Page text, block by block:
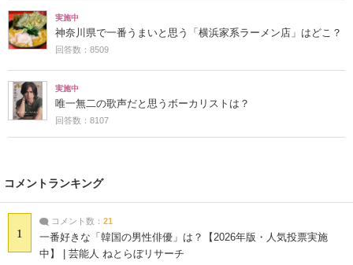
実施中
神奈川県で一番うまいと思う「横浜家系ラーメン店」はどこ？
回答数：8509
実施中
唯一無二の歌声だと思うボーカリストは？
回答数：8107
コメントランキング
1
コメント数： 21
一番好きな「韓国の男性俳優」は？【2026年版・人気投票実施
中】 | 芸能人 ねとらぼリサーチ